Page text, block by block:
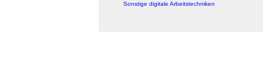
Sonstige digitale Arbeitstechniken